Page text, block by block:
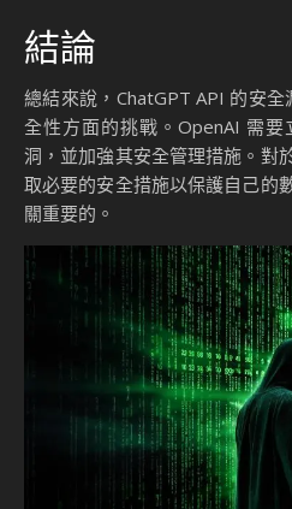
OpenAI 在這一漏洞的管理上顯
全研究員本傑明・弗萊施的報告
重複檢查，也沒有設置鏈接數量
者可以在一次請求中提交數千個
個目標網站。
安全管理的建議
為了避免類似事件再次發生，
補這些漏洞，並加強其安全管理
實施鏈接數量限制：限制每個
量，以防止濫用。
加強身份驗證：要求 API 請
授權用戶才能發送大量請求。
監控異常活動：建立監控系統